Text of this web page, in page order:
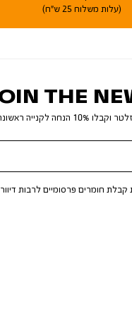
(עלות משלוח 25 ש"ח)
THE
לקנייה ראשונה באתר
חומרים פרסומיים לרבות